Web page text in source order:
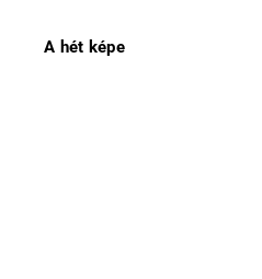
A hét képe